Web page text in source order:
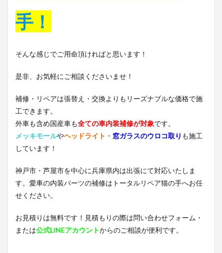
手！
そんな感じでご用命頂ければと思います！
是非、お気軽にご相談くださいませ！
補修・リペアは張替え・交換よりもリーズナブルな価格で施
工できます。
外車も含め国産車も全ての車内装補修が対象です。
メッキモールやヘッドライト ・ 窓ガラスのウロコ取り も施工
しています！
神戸市・芦屋市を中心に兵庫県内は出張にて対応いたしま
す。愛車の内装パーツの補修はトータルリペア猫の手へお任
せください。
お見積りは無料です！見積もりの際は問い合わせフォーム・
または公式LINEアカウントからのご相談が便利です。